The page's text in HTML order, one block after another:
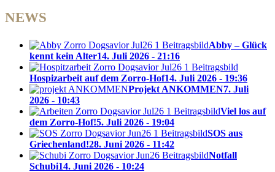
NEWS
Abby – Glück
kennt kein Alter14. Juli 2026 - 21:16
Hospizarbeit auf dem Zorro-Hof14. Juli 2026 - 19:36
Projekt ANKOMMEN7. Juli
2026 - 10:43
Viel los auf
dem Zorro-Hof!5. Juli 2026 - 19:04
SOS aus
Griechenland!28. Juni 2026 - 11:42
Notfall
Schubi14. Juni 2026 - 10:24